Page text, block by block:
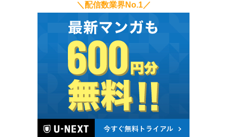
＼配信数業界No.1／